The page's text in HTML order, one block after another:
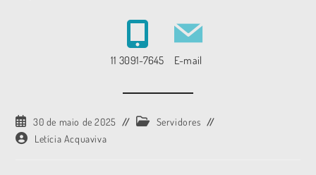
11 3091-7645 E-mail
30 de maio de 2025
Servidores
Letícia Acquaviva